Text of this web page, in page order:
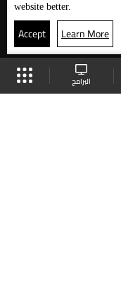
البرامج
website better.
Accept Learn More
البث المباشر